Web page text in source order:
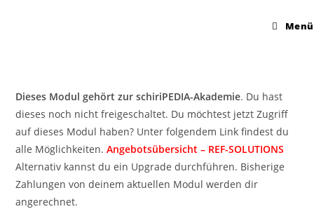
Menü
Dieses Modul gehört zur schiriPEDIA-Akademie. Du hast
dieses noch nicht freigeschaltet. Du möchtest jetzt Zugriff
auf dieses Modul haben? Unter folgendem Link findest du
alle Möglichkeiten.Angebotsübersicht – REF-SOLUTIONS
Alternativ kannst du ein Upgrade durchführen. Bisherige
Zahlungen von deinem aktuellen Modul werden dir
angerechnet.